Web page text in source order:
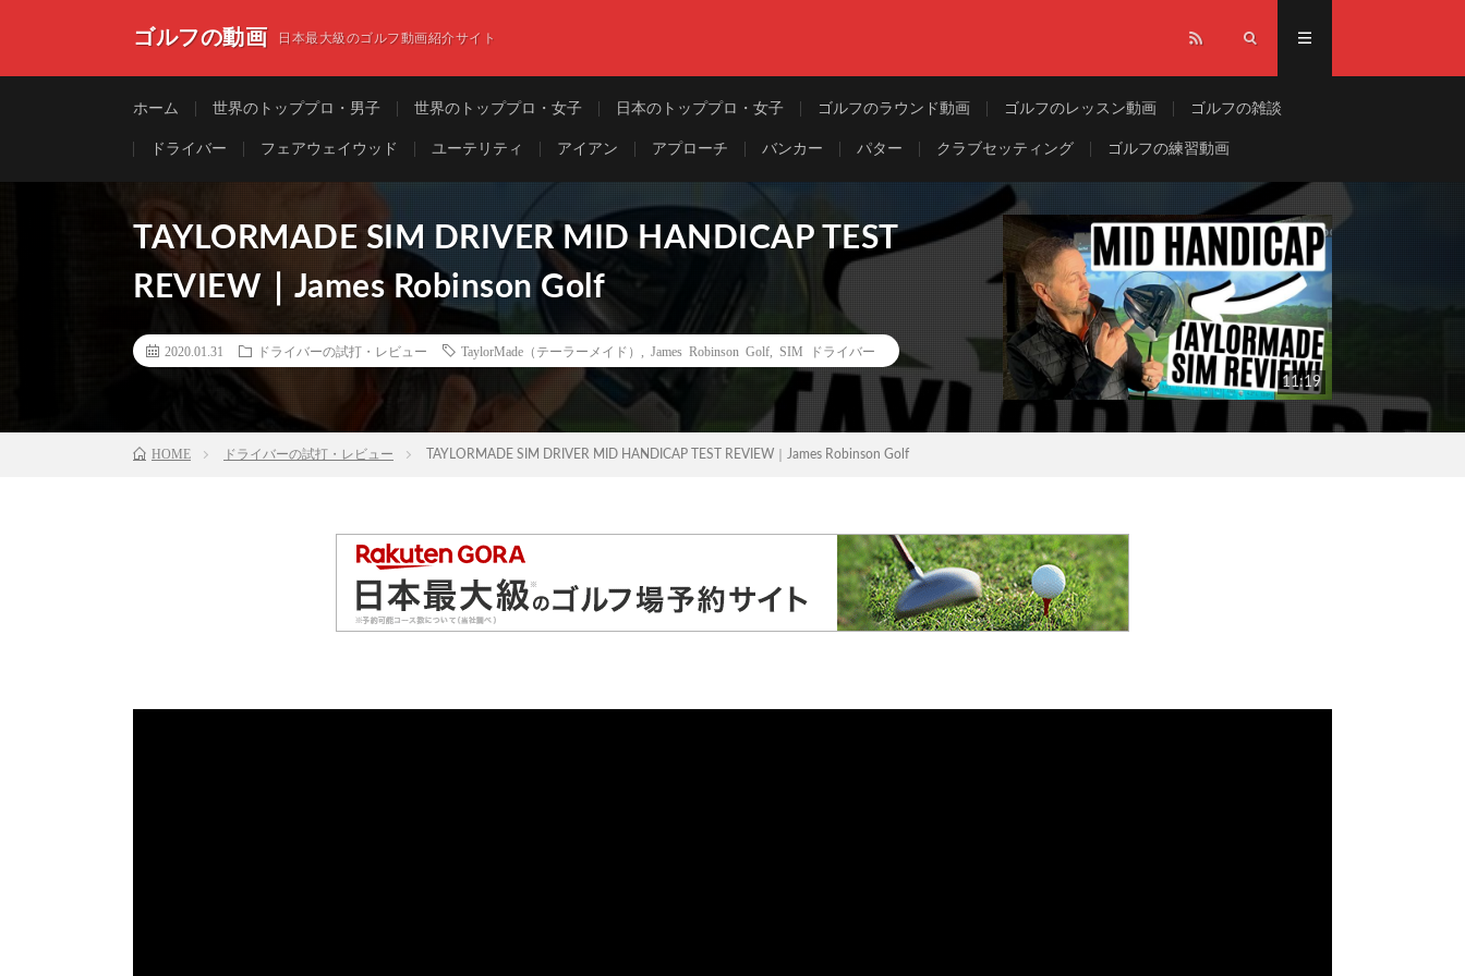
ゴルフの動画 日本最大級のゴルフ動画紹介サイト
ホーム 世界のトッププロ・男子 世界のトッププロ・女子 日本のトッププロ・女子 ゴルフのラウンド動画 ゴルフのレッスン動画 ゴルフの雑談
ドライバー フェアウェイウッド ユーテリティ アイアン アプローチ バンカー パター クラブセッティング ゴルフの練習動画
TAYLORMADE SIM DRIVER MID HANDICAP TEST
REVIEW｜James Robinson Golf
2020.01.31 ドライバーの試打・レビュー TaylorMade（テーラーメイド） James Robinson Golf SIM ドライバー
11:19
HOME ドライバーの試打・レビュー TAYLORMADE SIM DRIVER MID HANDICAP TEST REVIEW｜James Robinson Golf